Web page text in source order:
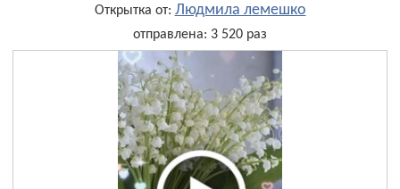
Открытка от: Людмила лемешко
отправлена: 3 520 раз